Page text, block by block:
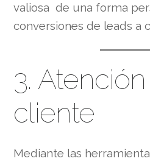
valiosa de una forma
conversiones de leads a
3.
cliente
Mediante las